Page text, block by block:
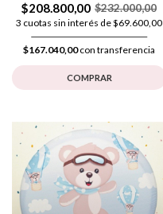
$208.800,00 $232.000,00
3 cuotas sin interés de $69.600,00
$167.040,00con transferencia
COMPRAR